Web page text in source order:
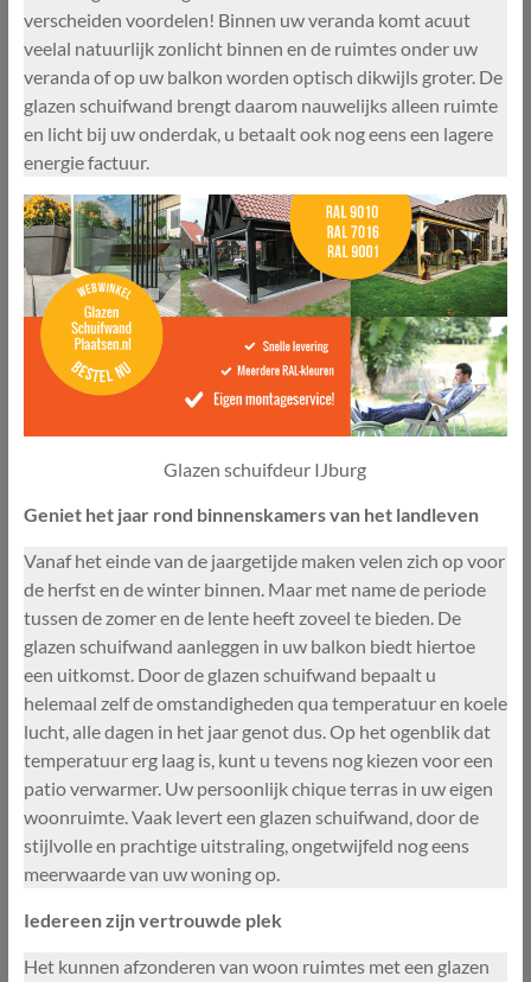
verscheiden voordelen! Binnen uw veranda komt acuut
veelal natuurlijk zonlicht binnen en de ruimtes onder uw
veranda of op uw balkon worden optisch dikwijls groter. De
glazen schuifwand brengt daarom nauwelijks alleen ruimte
en licht bij uw onderdak, u betaalt ook nog eens een lagere
energie factuur.
Glazen schuifdeur IJburg
Geniet het jaar rond binnenskamers van het landleven
Vanaf het einde van de jaargetijde maken velen zich op voor
de herfst en de winter binnen. Maar met name de periode
tussen de zomer en de lente heeft zoveel te bieden. De
glazen schuifwand aanleggen in uw balkon biedt hiertoe
een uitkomst. Door de glazen schuifwand bepaalt u
helemaal zelf de omstandigheden qua temperatuur en koele
lucht, alle dagen in het jaar genot dus. Op het ogenblik dat
temperatuur erg laag is, kunt u tevens nog kiezen voor een
patio verwarmer. Uw persoonlijk chique terras in uw eigen
woonruimte. Vaak levert een glazen schuifwand, door de
stijlvolle en prachtige uitstraling, ongetwijfeld nog eens
meerwaarde van uw woning op.
Iedereen zijn vertrouwde plek
Het kunnen afzonderen van woon ruimtes met een glazen